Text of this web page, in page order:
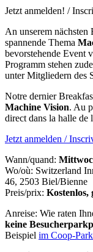
Jetzt anmelden! /
An unserem nächsten
spannende Thema
bevorstehende Event
Programm stehen
unter Mitgliedern des
Notre dernier
Machine Vision. Au
direct dans la halle de
Jetzt anmelden /
Wann/quand:
Wo/où: Switzerland
46, 2503 Biel/Bienne
Preis/prix: Kostenlos,
Anreise: Wie raten
keine
Beispiel im Coop-